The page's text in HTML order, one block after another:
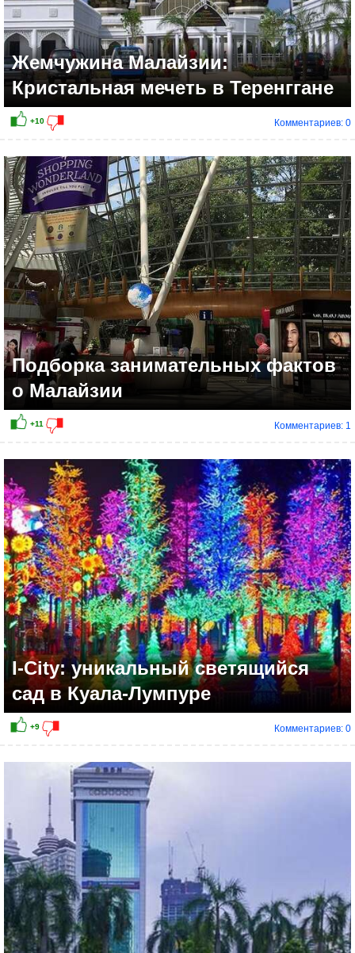
+21
Жемчужина Малайзии:
Кристальная мечеть в Теренггане
Комментариев: 0
Подборка занимательных фактов
о Малайзии
Комментариев: 1
I-City: уникальный светящийся
сад в Куала-Лумпуре
Комментариев: 0